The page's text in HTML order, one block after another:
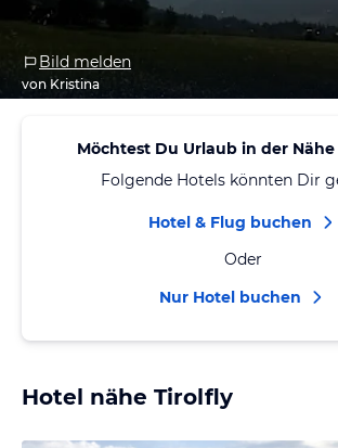
Bild melden
von Kristina
Möchtest Du Urlaub in der
Folgende Hotels könnten Dir
Hotel & Flug buchen
Oder
Nur Hotel buchen
Hotel nähe Tirolfly